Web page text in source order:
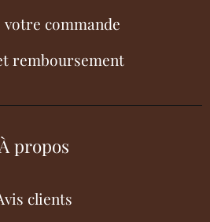
votre commande
remboursement
À propos
clients